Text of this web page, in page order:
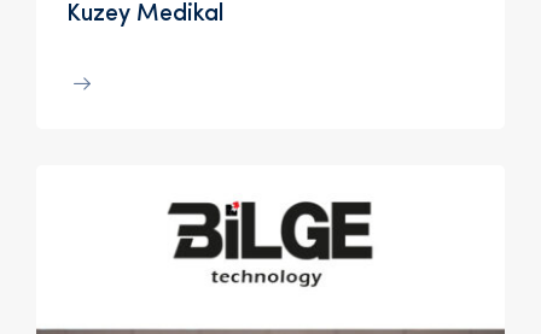
Kuzey Medikal